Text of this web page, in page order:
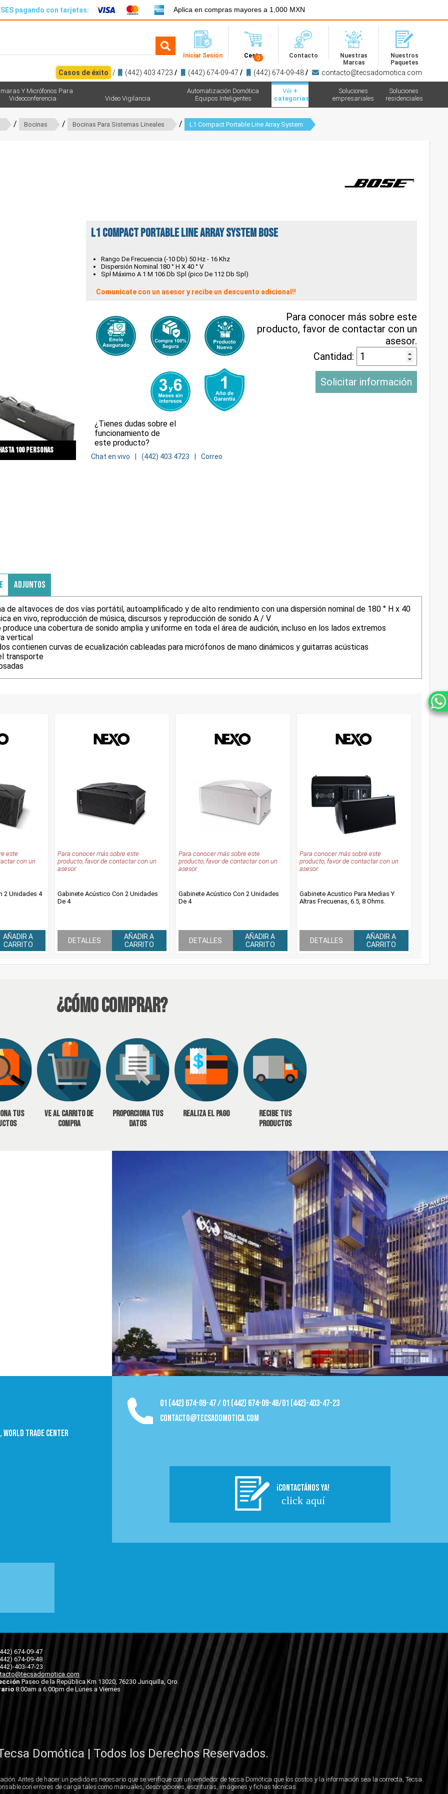
pagando con tarjetas: Aplica en compras mayores a 1,000 MXN
Iniciar Sesión Cesta
0 Contacto
Nuestras
Marcas
Nuestros
Paquetes
Casos de éxito / (442) 403 4723 / (442) 674-09-47 / (442) 674-09-48/ contacto@tecsadomotica.com
Y Micrófonos Para
Videoconferencia
Video Vigilancia
Automatización Domótica
Equipos Inteligentes
Vér +
categorías
Soluciones
residenciales
Soluciones
empresariales
/ Bocinas / Bocinas Para Sistemas Lineales / L1 Compact Portable Line Array System
100 personas
L1 Compact Portable Line Array System Bose
Rango De Frecuencia (-10 Db) 50 Hz - 16 Khz
Dispersión Nominal 180 ° H X 40 ° V
Spl Máximo A 1 M 106 Db Spl (pico De 112 Db Spl)
Comunícate con un asesor y recibe un descuento adicional!!
¿Tienes dudas sobre el
funcionamiento de
este producto?
Chat en vivo (442) 403 4723 Correo
Para conocer más sobre este
producto, favor de contactar con un
asesor.
Cantidad:
Solicitar información
ADJUNTOS
de altavoces de dos vías portátil, autoamplificado y de alto rendimiento con una dispersión nominal de 180 ° H x 40
en vivo, reproducción de música, discursos y reproducción de sonido A / V
una cobertura de sonido amplia y uniforme en toda el área de audición, incluso en los lados extremos
vertical
contienen curvas de ecualización cableadas para micrófonos de mano dinámicos y guitarras acústicas
transporte
este
con un
2 Unidades 4
AÑADIR A
CARRITO
Para conocer más sobre este
producto, favor de contactar con un
asesor.
Gabinete Acústico Con 2 Unidades
De 4
DETALLES
AÑADIR A
CARRITO
Para conocer más sobre este
producto, favor de contactar con un
asesor.
Gabinete Acústico Con 2 Unidades
De 4
DETALLES
AÑADIR A
CARRITO
Para conocer más sobre este
producto, favor de contactar con un
asesor.
Gabinete Acustico Para Medias Y
Altras Frecuenas, 6.5, 8 Ohms.
DETALLES
AÑADIR A
CARRITO
¿Cómo Comprar?
tus
Ve al carrito de
compra
Proporciona tus
datos
Realiza el pago
Recibe tus
productos
World trade Center
01 (442) 674-09-47 / 01 (442) 674-09-48/01 (442)-403-47-23
contacto@tecsadomotica.com
¡CONTACTÁNOS YA!
click aquí
674-09-47
674-09-48
403-47-23
Paseo de la República Km 13020, 76230 Juriquilla, Qro.
8:00am a 6:00pm de Lúnes a Viernes
Domótica | Todos los Derechos Reservados.
Antes de hacer un pedido es necesario que se verifique con un vendedor de tecsa Domótica que los costos y la información sea la correcta, Tecsa
con errores de carga tales como manuales, descripciones, escrituras, imágenes y fichas técnicas.